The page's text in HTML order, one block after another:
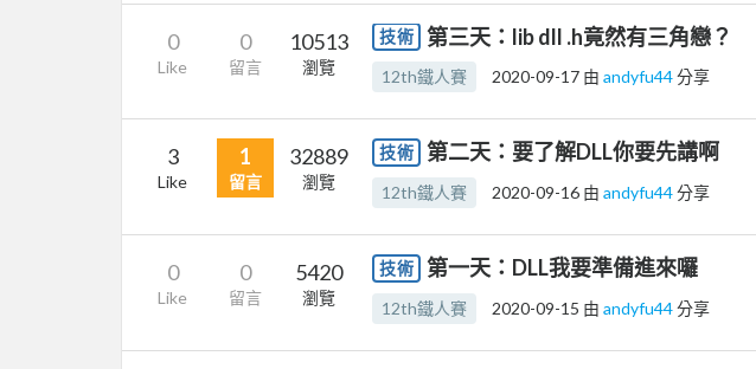
0
Like
0
留言
10513
瀏覽
技術 第三天：lib dll .h竟然有三角戀？
12th鐵人賽 2020-09-17 由 andyfu44分享
3
Like
1
留言
32889
瀏覽
技術 第二天：要了解DLL你要先講啊
12th鐵人賽 2020-09-16 由 andyfu44分享
0
Like
0
留言
5420
瀏覽
技術 第一天：DLL我要準備進來囉
12th鐵人賽 2020-09-15 由 andyfu44分享